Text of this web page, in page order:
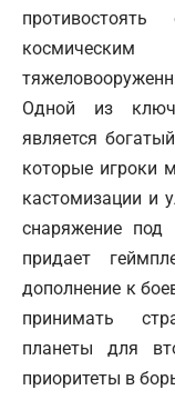
Одной из
является
которые игроки
кастомизации и
снаряжение под
придает
дополнение к
принимать
планеты для
приоритеты в